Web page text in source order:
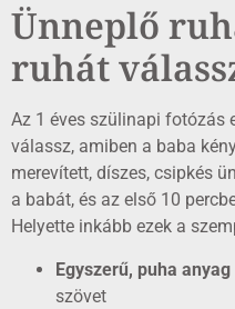
Ünneplő
ruhát
Az 1 éves szülinapi fotózás
válassz, amiben a baba
merevített, díszes, csipkés
a babát, és az első 10
Helyette inkább ezek a
Egyszerű, puha anyag
szövet